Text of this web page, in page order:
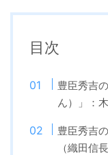
目次
豊臣秀吉
ん）」：
豊臣秀吉
（織田信